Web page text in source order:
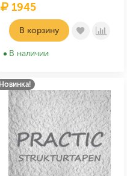
1945
В корзину
В наличии
Новинка!